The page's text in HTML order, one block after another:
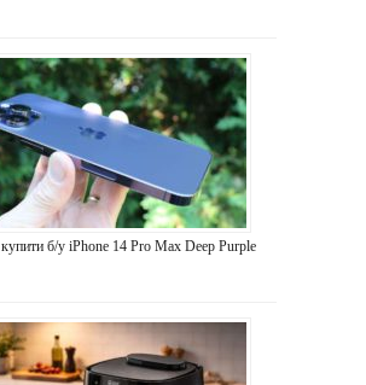
б/у iPhone 14 Pro Max Deep Purple